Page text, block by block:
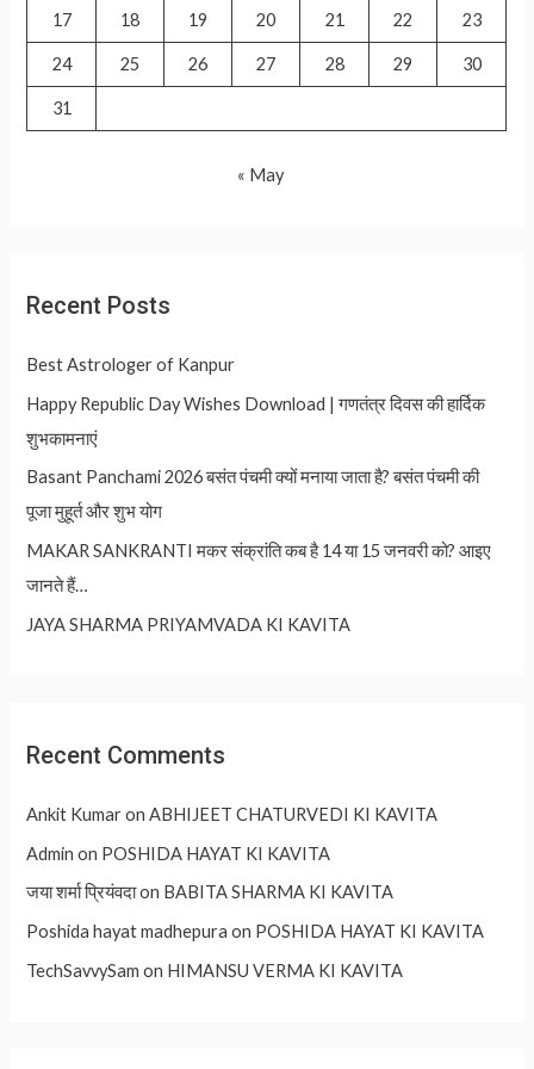
17 18 19 20 21 22 23
24 25 26 27 28 29 30
31
« May
Recent Posts
Best Astrologer of Kanpur
Happy Republic Day Wishes Download | गणतंत्र दिवस की हार्दिक
शुभकामनाएं
Basant Panchami 2026 बसंत पंचमी क्यों मनाया जाता है? बसंत पंचमी की
पूजा मुहूर्त और शुभ योग
MAKAR SANKRANTI मकर संक्रांति कब है 14 या 15 जनवरी को? आइए
जानते हैं…
JAYA SHARMA PRIYAMVADA KI KAVITA
Recent Comments
Ankit KumaronABHIJEET CHATURVEDI KI KAVITA
Admin on POSHIDA HAYAT KI KAVITA
जया शर्मा प्रियंवदाon BABITA SHARMA KI KAVITA
Poshida hayat madhepura on POSHIDA HAYAT KI KAVITA
TechSavvySam on HIMANSU VERMA KI KAVITA